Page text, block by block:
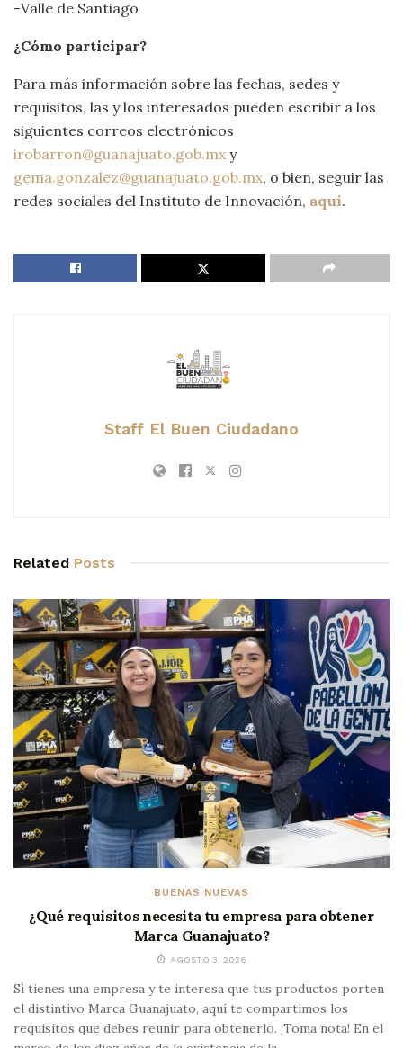
-Valle de Santiago
¿Cómo participar?
Para más información sobre las fechas, sedes y
requisitos, las y los interesados pueden escribir a los
siguientes correos electrónicos
irobarron@guanajuato.gob.mxy
gema.gonzalez@guanajuato.gob.mx, o bien, seguir las
redes sociales del Instituto de Innovación, aquí.
Staff El Buen Ciudadano
Related Posts
BUENAS NUEVAS
¿Qué requisitos necesita tu empresa para obtener
Marca Guanajuato?
AGOSTO 3, 2026
Si tienes una empresa y te interesa que tus productos porten
el distintivo Marca Guanajuato, aquí te compartimos los
requisitos que debes reunir para obtenerlo. ¡Toma nota! En el